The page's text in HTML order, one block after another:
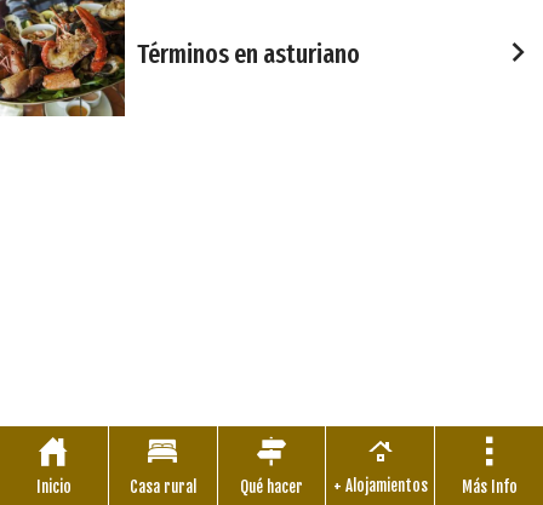
Términos en asturiano
Inicio Casa rural Qué hacer + Alojamientos Más Info